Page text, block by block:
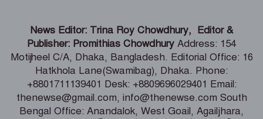
ভারতীয় হাইক‌মিশনা‌রের স‌ঙ্গে আইএবিডির
প্রতি‌নি‌ধিদ‌লের সাক্ষাৎ
গ্যাস-বিদ্যুৎ সংকটের জবাব চেয়ে
প্রধানমন্ত্রীর কাছে স্মারকলিপি ১১ দলের
News Editor: Trina Roy Chowdhury, Editor &
Publisher: Promithias Chowdhury Address: 154
Motijheel C/A, Dhaka, Bangladesh. Editorial Office: 16
Hatkhola Lane(Swamibag), Dhaka. Phone:
+8801711139401 Desk: +8809696029401 Email:
thenewse@gmail.com, info@thenewse.com South
Bengal Office: Anandalok, West Goail, Agailjhara,